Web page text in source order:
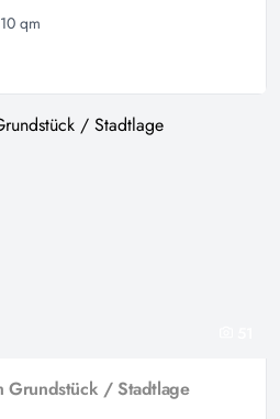
qm
/ Stadtlage